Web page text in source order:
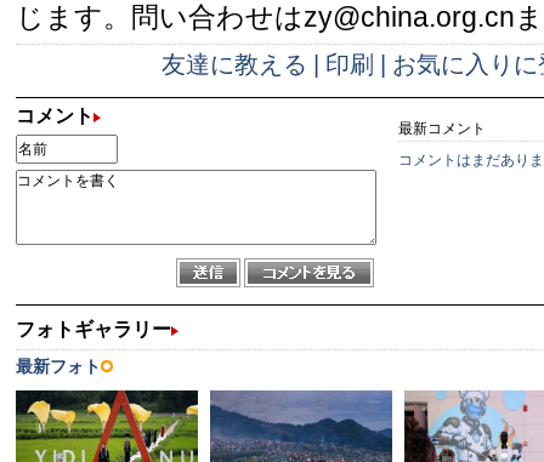
じます。問い合わせはzy@china.org.cn
友達に教える 印刷 お気に入りに
コメント
最新コメント
コメントはまだあり